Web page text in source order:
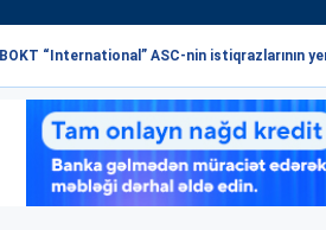
BOKT “International” ASC-nin istiqrazlarının